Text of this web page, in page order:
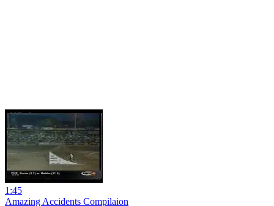
1:45
Amazing Accidents Compilaion